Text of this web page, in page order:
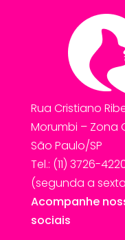
Rua Cristiano
Morumbi – Zona
São Paulo/SP
Tel.: (11) 3726-
(segunda a
Acompanhe
sociais